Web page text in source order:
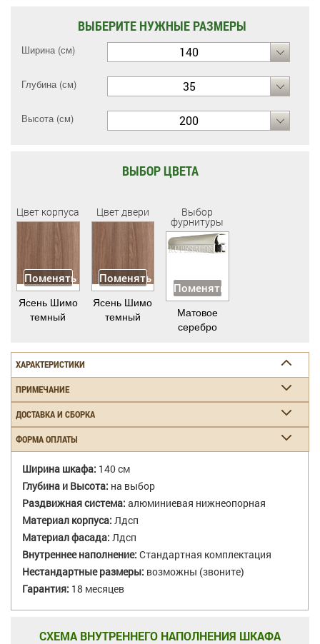
ВЫБЕРИТЕ НУЖНЫЕ РАЗМЕРЫ
Ширина (см) 140
Глубина (см) 35
Высота (см) 200
ВЫБОР ЦВЕТА
Цвет корпуса
Поменять
Ясень Шимо
темный
Цвет двери
Поменять
Ясень Шимо
темный
Выбор
фурнитуры
Поменять
Матовое
серебро
ХАРАКТЕРИСТИКИ
ПРИМЕЧАНИЕ
ДОСТАВКА И СБОРКА
ФОРМА ОПЛАТЫ
Ширина шкафа: 140 см
Глубина и Высота: на выбор
Раздвижная система: алюминиевая нижнеопорная
Материал корпуса: Лдсп
Материал фасада: Лдсп
Внутреннее наполнение: Стандартная комплектация
Нестандартные размеры: возможны (звоните)
Гарантия: 18 месяцев
СХЕМА ВНУТРЕННЕГО НАПОЛНЕНИЯ ШКАФА